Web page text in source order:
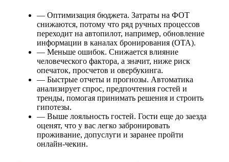
— Оптимизация бюджета. Затраты на ФОТ
снижаются, потому что ряд ручных процессов
переходит на автопилот, например, обновление
информации в каналах бронирования (ОТА).
— Меньше ошибок. Снижается влияние
человеческого фактора, а значит, ниже риск
опечаток, просчетов и овербукинга.
— Быстрые отчеты и прогнозы. Автоматика
анализирует спрос, предпочтения гостей и
тренды, помогая принимать решения и строить
гипотезы.
— Выше лояльность гостей. Гости еще до заезда
оценят, что у вас легко забронировать
проживание, допуслуги и заранее пройти
онлайн-чекин.